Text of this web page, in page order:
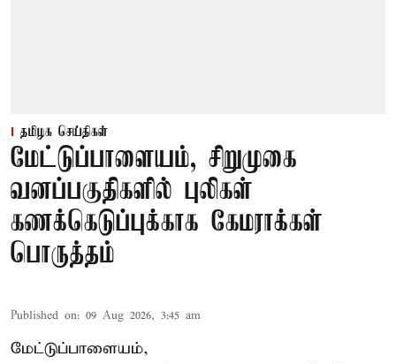
தமிழக செய்திகள்
மேட்டுப்பாளையம், சிறுமுகை
வனப்பகுதிகளில் புலிகள்
கணக்கெடுப்புக்காக கேமராக்கள்
பொருத்தம்
Published on: 09 Aug 2026, 3:45 am
மேட்டுப்பாளையம்,